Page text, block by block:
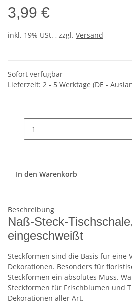
3,99 €
inkl. 19% USt. , zzgl. Versand
Sofort verfügbar
Lieferzeit: 2 - 5 Werktage (DE -
In den Warenkorb
Beschreibung
Naß-Steck-
eingeschweißt
Steckformen sind die Basis für eine
Dekorationen. Besonders für
Steckformen ein absolutes Muss.
Steckformen für Frischblumen und
Dekorationen aller Art.